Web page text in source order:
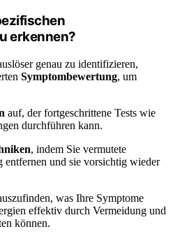
erkennen?
genau zu identifizieren,
Symptombewertung, um
auf, der fortgeschrittene Tests wie
durchführen kann.
, indem Sie vermutete
entfernen und sie vorsichtig wieder
was Ihre Symptome
effektiv durch Vermeidung und
können.